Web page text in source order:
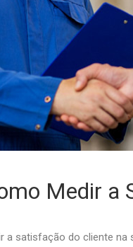
Medir a
a satisfação do cliente na